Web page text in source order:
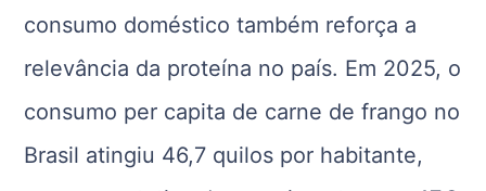
consumo doméstico também reforça a
relevância da proteína no país. Em 2025, o
consumo per capita de carne de frango no
Brasil atingiu 46,7 quilos por habitante,